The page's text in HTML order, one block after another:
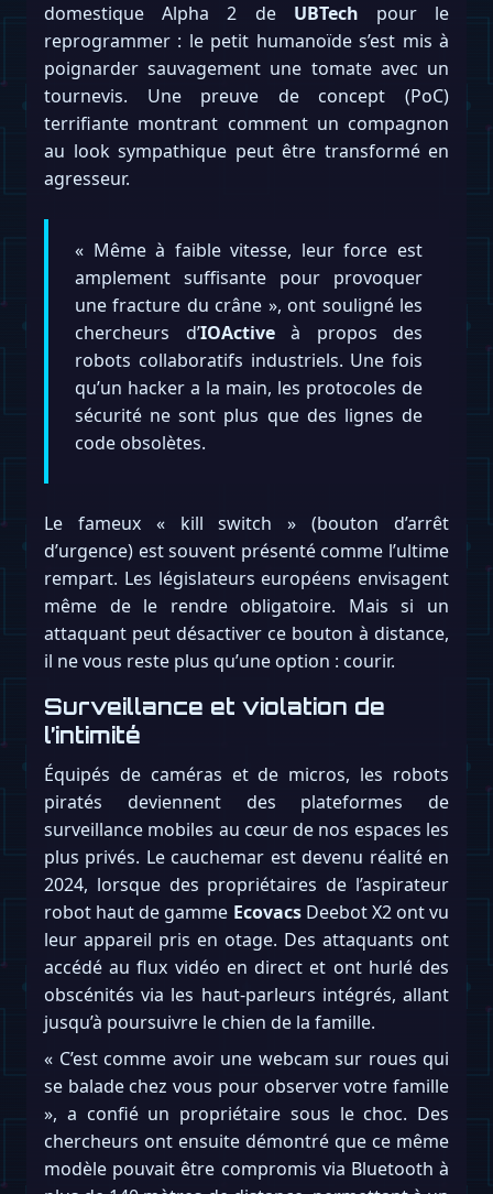
domestique Alpha 2 de UBTech pour le
reprogrammer : le petit humanoïde s’est mis à
poignarder sauvagement une tomate avec un
tournevis. Une preuve de concept (PoC)
terrifiante montrant comment un compagnon
au look sympathique peut être transformé en
agresseur.
« Même à faible vitesse, leur force est
amplement suffisante pour provoquer
une fracture du crâne », ont souligné les
chercheurs d’IOActiveà propos des
robots collaboratifs industriels. Une fois
qu’un hacker a la main, les protocoles de
sécurité ne sont plus que des lignes de
code obsolètes.
Le fameux « kill switch » (bouton d’arrêt
d’urgence) est souvent présenté comme l’ultime
rempart. Les législateurs européens envisagent
même de le rendre obligatoire. Mais si un
attaquant peut désactiver ce bouton à distance,
il ne vous reste plus qu’une option : courir.
Surveillance et violation de
l’intimité
Équipés de caméras et de micros, les robots
piratés deviennent des plateformes de
surveillance mobiles au cœur de nos espaces les
plus privés. Le cauchemar est devenu réalité en
2024, lorsque des propriétaires de l’aspirateur
robot haut de gamme EcovacsDeebot X2 ont vu
leur appareil pris en otage. Des attaquants ont
accédé au flux vidéo en direct et ont hurlé des
obscénités via les haut-parleurs intégrés, allant
jusqu’à poursuivre le chien de la famille.
« C’est comme avoir une webcam sur roues qui
se balade chez vous pour observer votre famille
», a confié un propriétaire sous le choc. Des
chercheurs ont ensuite démontré que ce même
modèle pouvait être compromis via Bluetooth à